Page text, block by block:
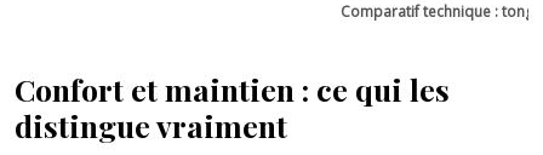
Comparatif technique :
Confort et maintien : ce qui les
distingue vraiment